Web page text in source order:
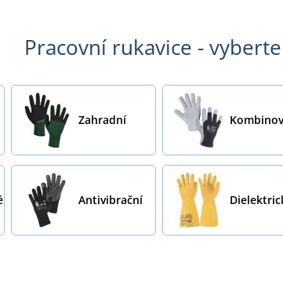
Pracovní rukavice -
Zahradní
Antivibrační